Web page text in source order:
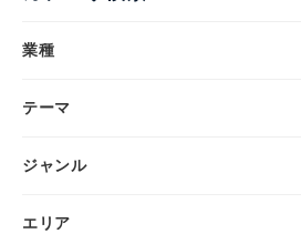
業種
テーマ
ジャンル
エリア